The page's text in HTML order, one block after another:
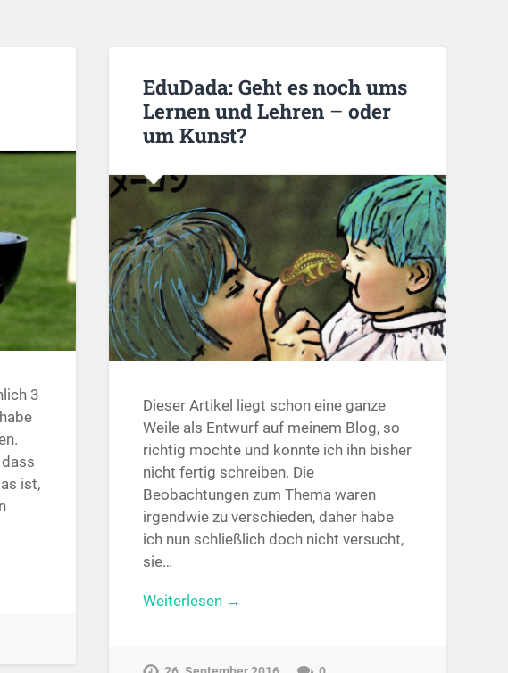
3
ist,
EduDada: Geht es noch ums
Lernen und Lehren – oder
um Kunst?
Dieser Artikel liegt schon eine ganze
Weile als Entwurf auf meinem Blog, so
richtig mochte und konnte ich ihn bisher
nicht fertig schreiben. Die
Beobachtungen zum Thema waren
irgendwie zu verschieden, daher habe
ich nun schließlich doch nicht versucht,
sie…
Weiterlesen →